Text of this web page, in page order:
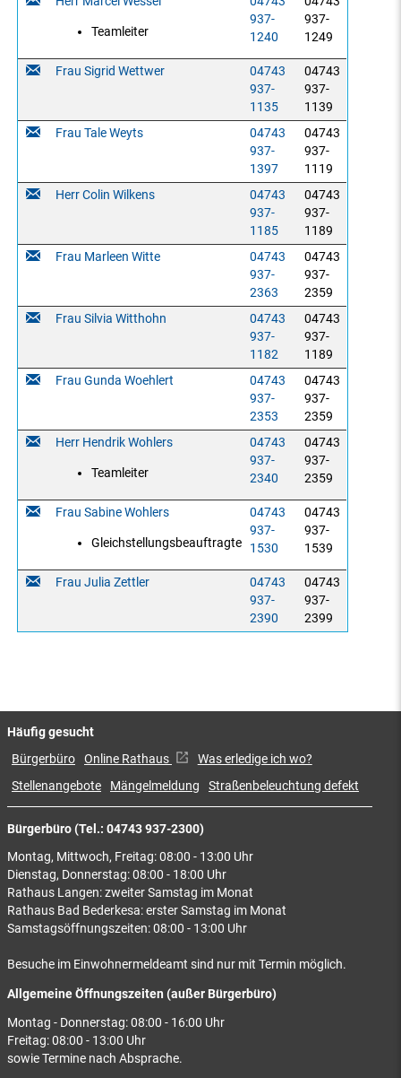
Teamleiter
937-
1240
937-
1249
Frau Sigrid Wettwer
04743
937-
1135
04743
937-
1139
Frau Tale Weyts
04743
937-
1397
04743
937-
1119
Herr Colin Wilkens
04743
937-
1185
04743
937-
1189
Frau Marleen Witte
04743
937-
2363
04743
937-
2359
Frau Silvia Witthohn
04743
937-
1182
04743
937-
1189
Frau Gunda Woehlert
04743
937-
2353
04743
937-
2359
Herr Hendrik Wohlers
Teamleiter
04743
937-
2340
04743
937-
2359
Frau Sabine Wohlers
Gleichstellungsbeauftragte
04743
937-
1530
04743
937-
1539
Frau Julia Zettler
04743
937-
2390
04743
937-
2399
Bürgerbüro (Tel.: 04743 937-2300)
Montag, Mittwoch, Freitag: 08:00 - 13:00 Uhr
Dienstag, Donnerstag: 08:00 - 18:00 Uhr
Rathaus Langen: zweiter Samstag im Monat
Rathaus Bad Bederkesa: erster Samstag im Monat
Samstagsöffnungszeiten: 08:00 - 13:00 Uhr
Besuche im Einwohnermeldeamt sind nur mit Termin möglich.
Allgemeine Öffnungszeiten (außer Bürgerbüro)
Montag - Donnerstag: 08:00 - 16:00 Uhr
Freitag: 08:00 - 13:00 Uhr
sowie Termine nach Absprache.
Häufig gesucht
Bürgerbüro Online Rathaus
Was erledige ich wo?
Stellenangebote
Mängelmeldung Straßenbeleuchtung defekt